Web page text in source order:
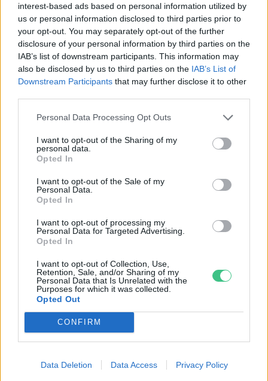
interest-based ads based on personal information utilized by
us or personal information disclosed to third parties prior to
your opt-out. You may separately opt-out of the further
disclosure of your personal information by third parties on the
IAB’s list of downstream participants. This information may
also be disclosed by us to third parties on the IAB’s List of
Downstream Participants that may further disclose it to other
Personal Data Processing Opt Outs
I want to opt-out of the Sharing of my
personal data.
Opted In
I want to opt-out of the Sale of my
Personal Data.
Opted In
I want to opt-out of processing my
Personal Data for Targeted Advertising.
Opted In
I want to opt-out of Collection, Use,
Retention, Sale, and/or Sharing of my
Personal Data that Is Unrelated with the
Purposes for which it was collected.
Opted Out
CONFIRM
Data Deletion Data Access Privacy Policy
Összességében mindenkinek csak ajánlani
tudjuk, hogy látogasson ki a Planet-re, ha
színes családi programot keresünk, akkor is jó
választás. Ha pedig szakmabeliek vagyunk,
vagy érdekelnek a kézzelfogható innovációk,
felsorakozó Fenntarthatósági Expót
, ahol a
saját díját, aJövőbemutató rovatunk
győzteseinek.
Hajas Gyula Bence
A szerző további cikkei